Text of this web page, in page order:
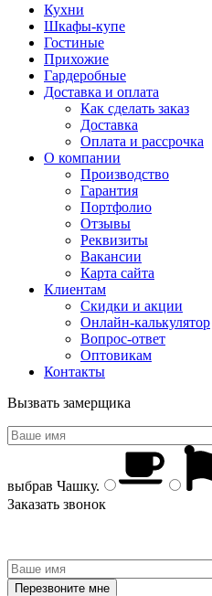
Кухни
Шкафы-купе
Гостиные
Прихожие
Гардеробные
Доставка и оплата
Как сделать заказ
Доставка
Оплата и рассрочка
О компании
Производство
Гарантия
Портфолио
Отзывы
Реквизиты
Вакансии
Карта сайта
Клиентам
Скидки и акции
Онлайн-калькулятор
Вопрос-ответ
Оптовикам
Контакты
Вызвать замерщика
выбрав Чашку.
Заказать звонок